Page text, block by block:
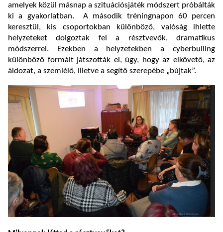
amelyek közül másnap a szituációsjáték módszert próbálták
ki a gyakorlatban. A második tréningnapon 60 percen
keresztül, kis csoportokban különböző, valóság ihlette
helyzeteket dolgoztak fel a résztvevők, dramatikus
módszerrel. Ezekben a helyzetekben a cyberbulling
különböző formáit játszották el, úgy, hogy az elkövető, az
áldozat, a szemlélő, illetve a segítő szerepébe „bújtak”.